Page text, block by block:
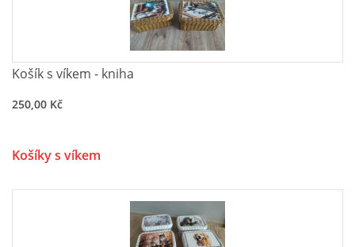
Košík s víkem - kniha
250,00 Kč
Košíky s víkem